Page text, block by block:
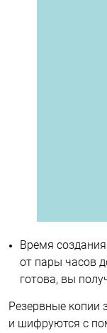
Время
от пары часов
готова, вы
Резервные копии
и шифруются с